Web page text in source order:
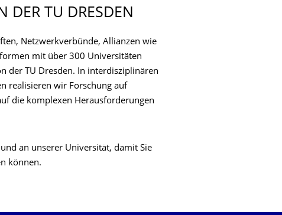
DER TU DRESDEN
Netzwerkverbünde, Allianzen wie
mit über 300 Universitäten
der TU Dresden. In interdisziplinären
realisieren wir Forschung auf
die komplexen Herausforderungen
an unserer Universität, damit Sie
können.